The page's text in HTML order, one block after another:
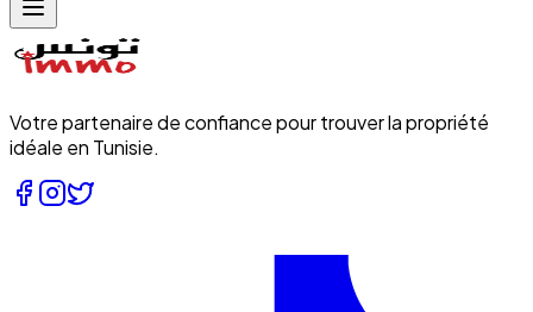
Votre partenaire de confiance pour trouver la propriété
idéale en Tunisie.